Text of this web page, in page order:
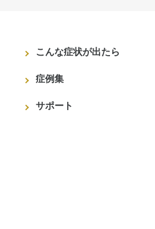
こんな症状が出たら
症例集
サポート